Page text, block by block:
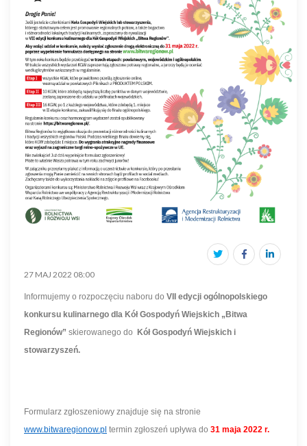
27 MAJ 2022 08:00
Informujemy o rozpoczęciu naboru do VII edycji ogólnopolskiego
konkursu kulinarnego dla Kół Gospodyń Wiejskich „Bitwa
Regionów” skierowanego do
Kół Gospodyń Wiejskich i
stowarzyszeń.
Formularz zgłoszeniowy znajduje się na stronie
www.bitwaregionow.pl termin zgłoszeń upływa do 31 maja 2022 r.